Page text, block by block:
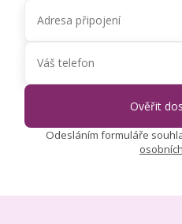
Odesláním formuláře